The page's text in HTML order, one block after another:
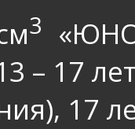
3
– 17
17